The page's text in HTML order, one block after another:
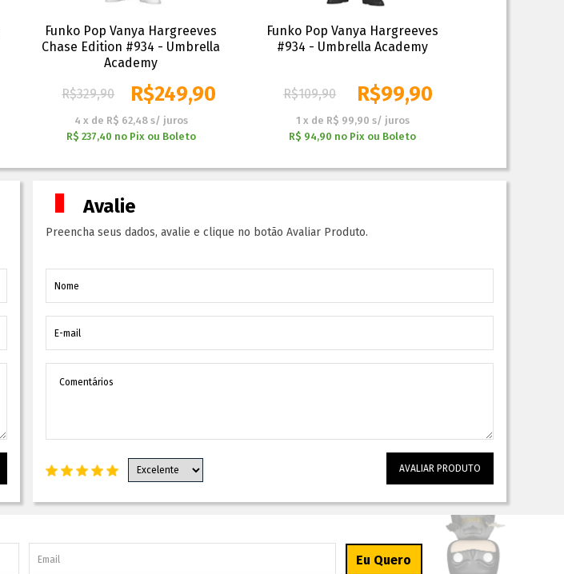
Funko Pop Vanya Hargreeves
Chase Edition #934 - Umbrella
Academy
R$329,90 R$249,90
4 x de R$ 62,48 s/ juros
R$ 237,40 no Pix ou Boleto
Funko Pop Vanya Hargreeves
#934 - Umbrella Academy
R$109,90 R$99,90
1 x de R$ 99,90 s/ juros
R$ 94,90 no Pix ou Boleto
Avalie
Preencha seus dados, avalie e clique no botão Avaliar Produto.
AVALIAR PRODUTO